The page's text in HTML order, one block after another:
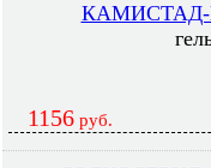
КАМИСТАД-
1156 руб.